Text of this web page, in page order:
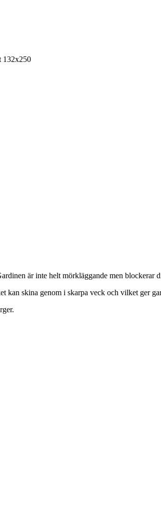
132x250
är inte helt mörkläggande men blockerar
skina genom i skarpa veck och vilket ger